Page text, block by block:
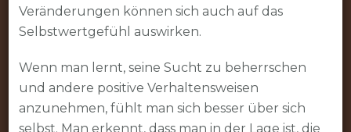
Veränderungen können sich auch auf das
Selbstwertgefühl auswirken.
Wenn man lernt, seine Sucht zu beherrschen
und andere positive Verhaltensweisen
anzunehmen, fühlt man sich besser über sich
selbst. Man erkennt, dass man in der Lage ist, die